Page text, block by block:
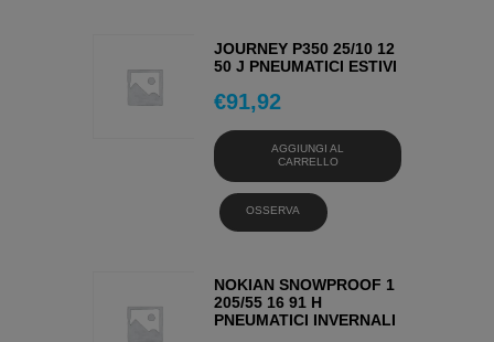
JOURNEY P350 25/10 12
50 J PNEUMATICI ESTIVI
€91,92
AGGIUNGI AL
CARRELLO
OSSERVA
NOKIAN SNOWPROOF 1
205/55 16 91 H
PNEUMATICI INVERNALI